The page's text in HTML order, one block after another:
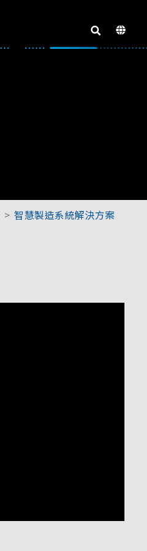
智慧製造系統解決方案